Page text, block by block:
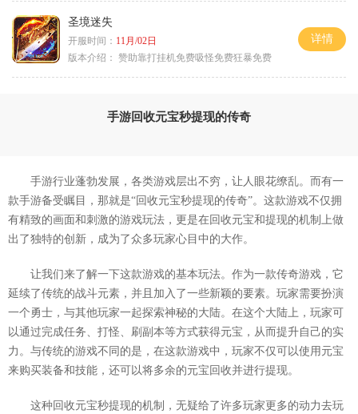
圣境迷失
开服时间： 11月/02日
版本介绍： 赞助靠打挂机免费吸怪免费狂暴免费
详情
手游回收元宝秒提现的传奇
手游行业蓬勃发展，各类游戏层出不穷，让人眼花缭乱。而有一
款手游备受瞩目，那就是“回收元宝秒提现的传奇”。这款游戏不仅拥
有精致的画面和刺激的游戏玩法，更是在回收元宝和提现的机制上做
出了独特的创新，成为了众多玩家心目中的大作。
让我们来了解一下这款游戏的基本玩法。作为一款传奇游戏，它
延续了传统的战斗元素，并且加入了一些新颖的要素。玩家需要扮演
一个勇士，与其他玩家一起探索神秘的大陆。在这个大陆上，玩家可
以通过完成任务、打怪、刷副本等方式获得元宝，从而提升自己的实
力。与传统的游戏不同的是，在这款游戏中，玩家不仅可以使用元宝
来购买装备和技能，还可以将多余的元宝回收并进行提现。
这种回收元宝秒提现的机制，无疑给了许多玩家更多的动力去玩